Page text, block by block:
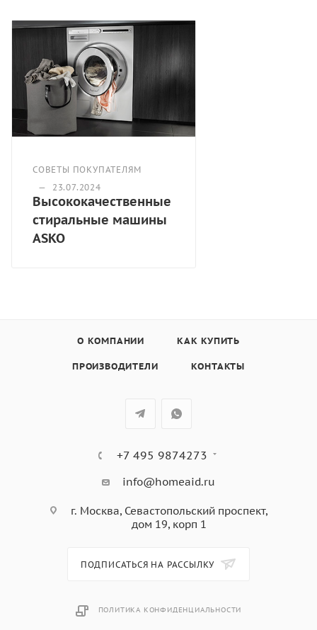
Allergycotton 90ºC
Allergysynthetics 60ºC
Drumcleaning
Allergysynthetics 40ºC
Eco 40-60 °C
Интенсивная 90°С
Интенсивная 60°С
Белое/Цветное 60°С
Белое/Цветное 40°С
Быстрая стирка 60°С
Быстрая стирка 40°С
White/colour 20 °C
Microfibre 40ºC
СОВЕТЫ ПОКУПАТЕЛЯМ
—
23.07.2024
Высококачественные
стиральные машины
ASKO
О КОМПАНИИ КАК КУПИТЬ
ПРОИЗВОДИТЕЛИ КОНТАКТЫ
+7 495 9874273
info@homeaid.ru
г. Москва, Севастопольский проспект,
дом 19, корп 1
ПОДПИСАТЬСЯ НА РАССЫЛКУ
ПОЛИТИКА КОНФИДЕНЦИАЛЬНОСТИ